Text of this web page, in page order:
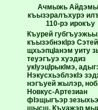
Ачмыжь
къызэралъхурэ
110-рэ ирокъу
Къурей
къызэбнэкIрэ Сэтей
щхьэпцIанэм уиту
теуэгъуэ хуэдиз
укIуэцIрыкIмэ,
НэкусхьэблэкIэ
нэгъуей жылэр,
Новкус-Артезиан
фIэщыгъэр
щысщ. Къуажэр